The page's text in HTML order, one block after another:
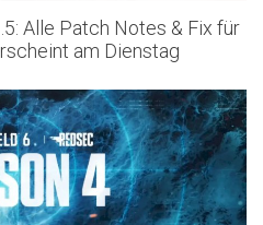
Alle Patch Notes & Fix für
am Dienstag